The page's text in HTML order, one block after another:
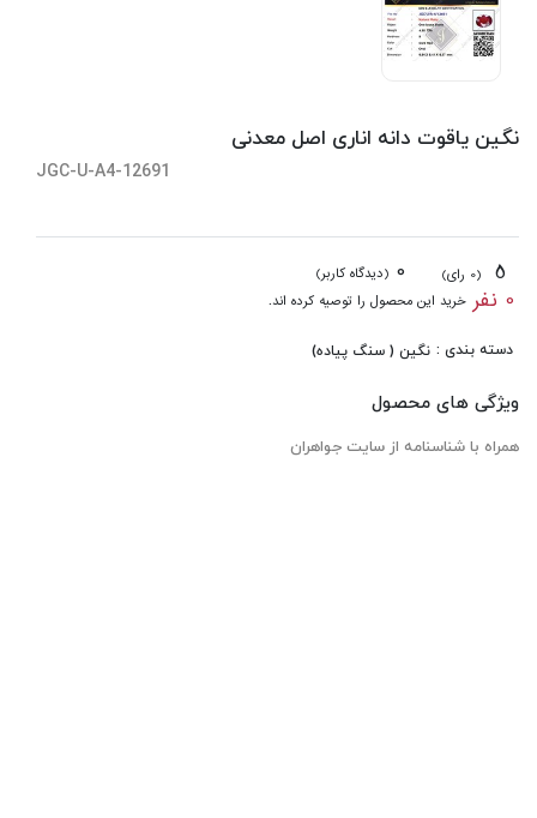
نگین یاقوت دانه اناری اصل معدنی
JGC-U-A4-12691
(0 رای) 0 (دیدگاه کاربر)
0 نفر خرید این محصول را توصیه کرده اند.
دسته بندی : نگین ( سنگ پیاده)
ویژگی های محصول
همراه با شناسنامه از سایت جواهران